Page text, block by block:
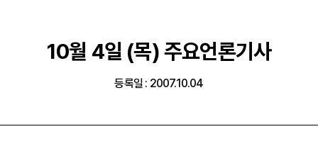
10월 4일 (목) 주요언론기사
등록일 : 2007.10.04